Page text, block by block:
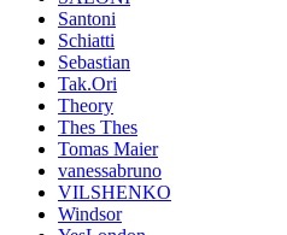
Santoni
Schiatti
Sebastian
Tak.Ori
Theory
Thes Thes
Tomas Maier
vanessabruno
VILSHENKO
Windsor